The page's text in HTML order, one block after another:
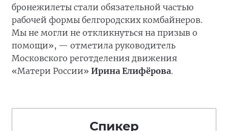
бронежилеты стали обязательной частью
рабочей формы белгородских комбайнеров.
Мы не могли не откликнуться на призыв о
помощи», — отметила руководитель
Московского реготделения движения
«Матери России» Ирина Елифёрова.
Спикер